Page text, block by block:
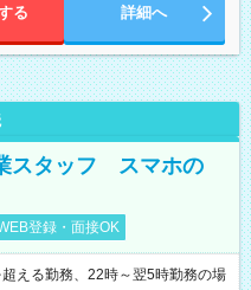
る 詳細へ
スタッフ スマホの
登録・面接OK
える勤務、22時～翌5時勤務の場